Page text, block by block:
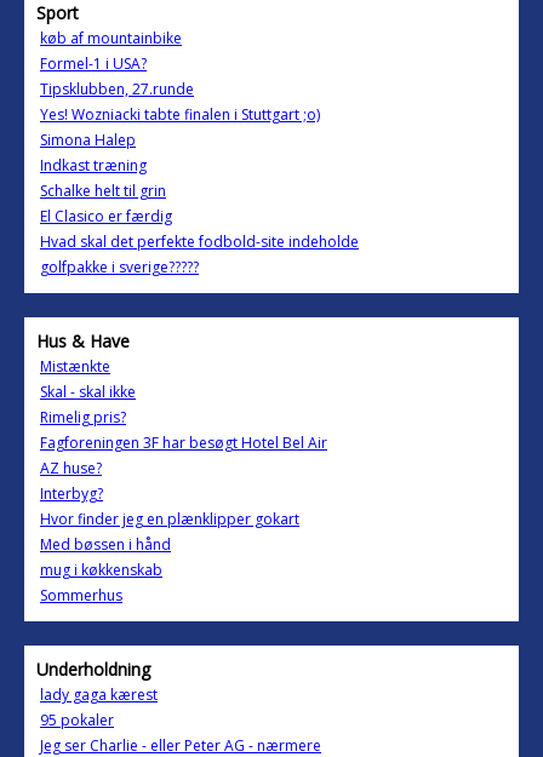
Sport
køb af mountainbike
Formel-1 i USA?
Tipsklubben, 27.runde
Yes! Wozniacki tabte finalen i Stuttgart ;o)
Simona Halep
Indkast træning
Schalke helt til grin
El Clasico er færdig
Hvad skal det perfekte fodbold-site indeholde
golfpakke i sverige?????
Hus & Have
Mistænkte
Skal - skal ikke
Rimelig pris?
Fagforeningen 3F har besøgt Hotel Bel Air
AZ huse?
Interbyg?
Hvor finder jeg en plænklipper gokart
Med bøssen i hånd
mug i køkkenskab
Sommerhus
Underholdning
lady gaga kærest
95 pokaler
Jeg ser Charlie - eller Peter AG - nærmere